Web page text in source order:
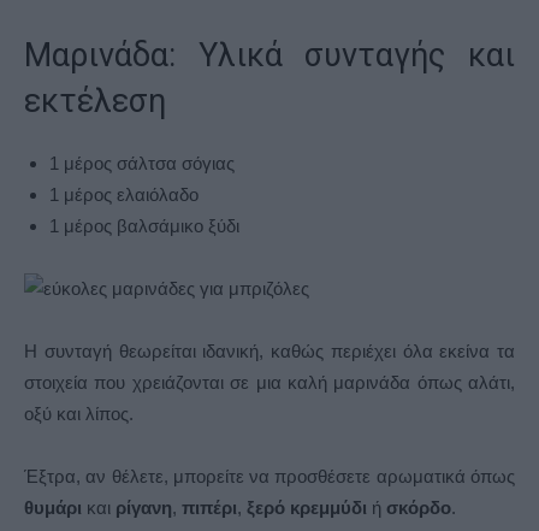
Μαρινάδα: Υλικά συνταγής και
εκτέλεση
1 μέρος σάλτσα σόγιας
1 μέρος ελαιόλαδο
1 μέρος βαλσάμικο ξύδι
Η συνταγή θεωρείται ιδανική, καθώς περιέχει όλα εκείνα τα
στοιχεία που χρειάζονται σε μια καλή μαρινάδα όπως αλάτι,
οξύ και λίπος.
Έξτρα, αν θέλετε, μπορείτε να προσθέσετε αρωματικά όπως
θυμάρι και ρίγανη, πιπέρι, ξερό κρεμμύδι ή σκόρδο.